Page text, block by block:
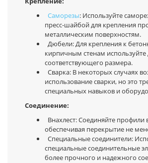
Саморезы: Используйте
пресс-шайбой для крепления
металлическим поверхностям.
Дюбели: Для крепления к
кирпичным стенам
соответствующего размера.
Сварка: В некоторых случаях
использование сварки, но это
специальных навыков и
Соединение:
Внахлест: Соединяйте профили
обеспечивая перекрытие не
Специальные соединители:
специальные соединительные
более прочного и надежного